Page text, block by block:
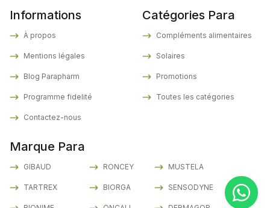
Informations
À propos
Mentions légales
Blog Parapharm
Programme fidelité
Contactez-nous
Marque Para
GIBAUD
TARTREX
RONCEY
BIORGA
MUSTELA
SENSODYNE
Catégories Para
Compléments alimentaires
Solaires
Promotions
Toutes les catégories